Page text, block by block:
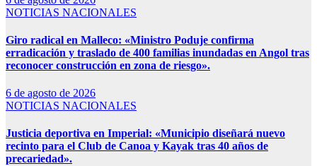
NOTICIAS NACIONALES
Giro radical en Malleco: «Ministro Poduje confirma
erradicación y traslado de 400 familias inundadas en Angol tras
reconocer construcción en zona de riesgo».
6 de agosto de 2026
NOTICIAS NACIONALES
Justicia deportiva en Imperial: «Municipio diseñará nuevo
recinto para el Club de Canoa y Kayak tras 40 años de
precariedad».